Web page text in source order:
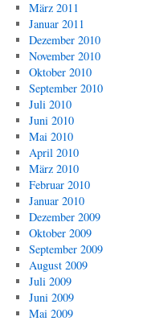
März 2011
Januar 2011
Dezember 2010
November 2010
Oktober 2010
September 2010
Juli 2010
Juni 2010
Mai 2010
April 2010
März 2010
Februar 2010
Januar 2010
Dezember 2009
Oktober 2009
September 2009
August 2009
Juli 2009
Juni 2009
Mai 2009